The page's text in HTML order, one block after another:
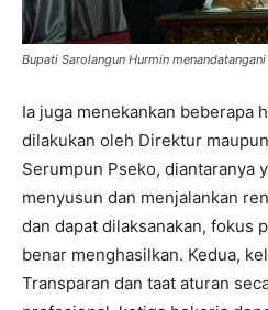
Bupati Sarolangun Hurmin
Ia juga menekankan beberapa
dilakukan oleh Direktur
Serumpun Pseko, diantaranya
menyusun dan menjalankan
dan dapat dilaksanakan, fokus
benar menghasilkan. Kedua,
Transparan dan taat aturan